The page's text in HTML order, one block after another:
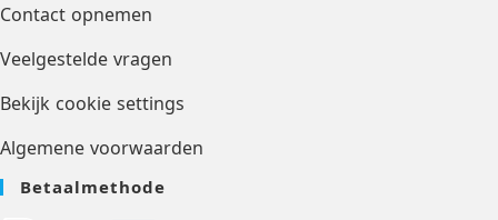
Contact opnemen
Veelgestelde vragen
Bekijk cookie settings
Algemene voorwaarden
Betaalmethode